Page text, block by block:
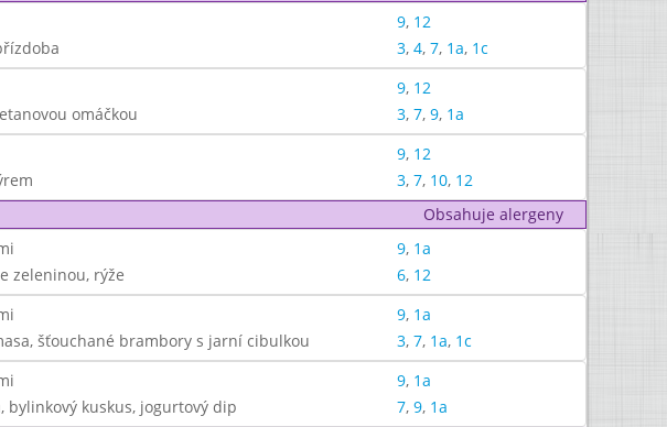
9, 12
3, 4, 7, 1a, 1c
9, 12
omáčkou 3, 7, 9, 1a
9, 12
3, 7, 10, 12
Obsahuje alergeny
9, 1a
zeleninou, rýže 6, 12
9, 1a
šťouchané brambory s jarní cibulkou 3, 7, 1a, 1c
9, 1a
bylinkový kuskus, jogurtový dip 7, 9, 1a